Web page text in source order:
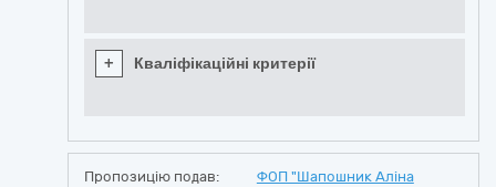
+ Кваліфікаційні критерії
Пропозицію подав:
ФОП "Шапошник Аліна